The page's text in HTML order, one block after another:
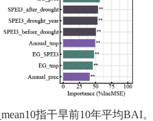
指干旱前10年平均BAI。